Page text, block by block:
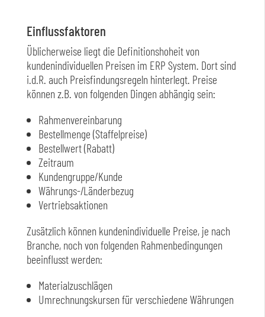
Einflussfaktoren
Üblicherweise liegt die Definitionshoheit von
kundenindividuellen Preisen im ERP System. Dort sind
i.d.R. auch Preisfindungsregeln hinterlegt. Preise
können z.B. von folgenden Dingen abhängig sein:
Rahmenvereinbarung
Bestellmenge (Staffelpreise)
Bestellwert (Rabatt)
Zeitraum
Kundengruppe/Kunde
Währungs-/Länderbezug
Vertriebsaktionen
Zusätzlich können kundenindividuelle Preise, je nach
Branche, noch von folgenden Rahmenbedingungen
beeinflusst werden:
Materialzuschlägen
Umrechnungskursen für verschiedene Währungen